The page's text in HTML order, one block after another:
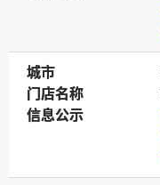
城市
城市
门店名称
门店名称
信息公示
信息公示